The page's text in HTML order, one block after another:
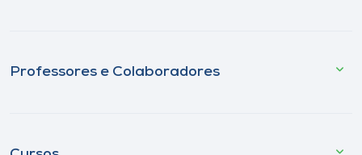
Professores e Colaboradores